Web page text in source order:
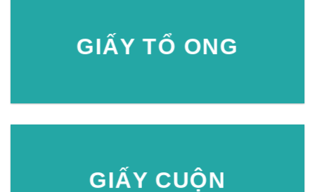
GIẤY TỔ ONG
GIẤY CUỘN